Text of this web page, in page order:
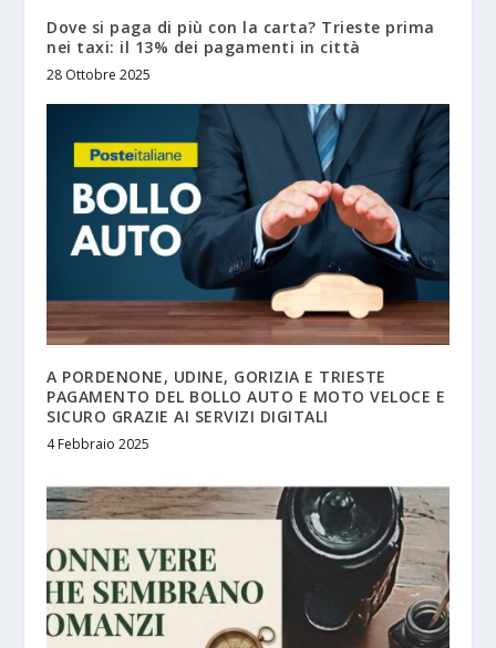
Dove si paga di più con la carta? Trieste prima
nei taxi: il 13% dei pagamenti in città
28 Ottobre 2025
A PORDENONE, UDINE, GORIZIA E TRIESTE
PAGAMENTO DEL BOLLO AUTO E MOTO VELOCE E
SICURO GRAZIE AI SERVIZI DIGITALI
4 Febbraio 2025